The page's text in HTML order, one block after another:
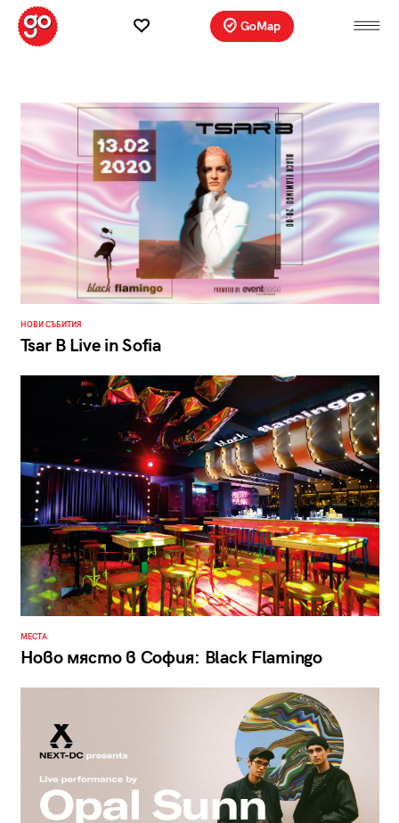
GoMap
НОВИ СЪБИТИЯ
Tsar B Live in Sofia
МЕСТА
Ново място в София: Black Flamingo